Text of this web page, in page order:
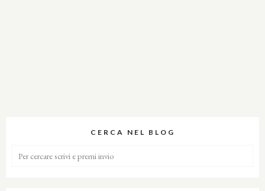
CERCA NEL BLOG